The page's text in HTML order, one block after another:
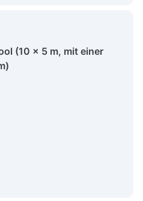
(10 x 5 m, mit einer